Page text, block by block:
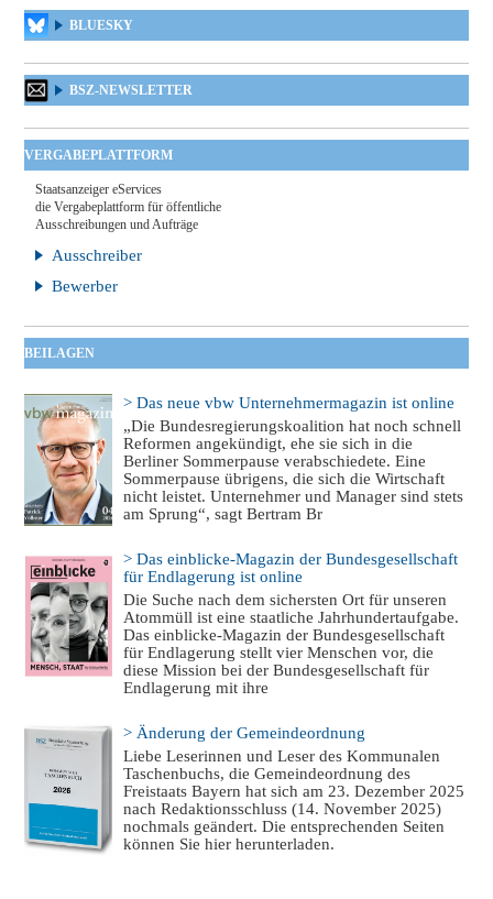
BLUESKY
BSZ-NEWSLETTER
VERGABEPLATTFORM
Staatsanzeiger eServices
die Vergabeplattform für öffentliche
Ausschreibungen und Aufträge
Ausschreiber
Bewerber
BEILAGEN
> Das neue vbw Unternehmermagazin ist online
„Die Bundesregierungskoalition hat noch schnell
Reformen angekündigt, ehe sie sich in die
Berliner Sommerpause verabschiedete. Eine
Sommerpause übrigens, die sich die Wirtschaft
nicht leistet. Unternehmer und Manager sind stets
am Sprung“, sagt Bertram Br
> Das einblicke-Magazin der Bundesgesellschaft
für Endlagerung ist online
Die Suche nach dem sichersten Ort für unseren
Atommüll ist eine staatliche Jahrhundertaufgabe.
Das einblicke-Magazin der Bundesgesellschaft
für Endlagerung stellt vier Menschen vor, die
diese Mission bei der Bundesgesellschaft für
Endlagerung mit ihre
> Änderung der Gemeindeordnung
Liebe Leserinnen und Leser des Kommunalen
Taschenbuchs, die Gemeindeordnung des
Freistaats Bayern hat sich am 23. Dezember 2025
nach Redaktionsschluss (14. November 2025)
nochmals geändert. Die entsprechenden Seiten
können Sie hier herunterladen.